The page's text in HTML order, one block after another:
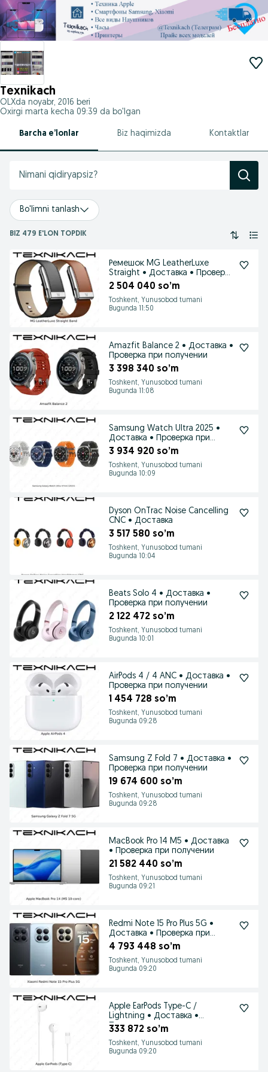
Texnikach
OLXda noyabr, 2016 beri
Oxirgi marta kecha 09:39 da bo'lgan
Barcha e’lonlar Biz haqimizda Kontaktlar
Bo'limni tanlash
BIZ 479 E'LON TOPDIK
Ремешок MG LeatherLuxe
Straight • Доставка • Проверка
при получении
2 504 040 so’m
Toshkent, Yunusobod tumani
Bugunda 11:50
Amazfit Balance 2 • Доставка •
Проверка при получении
3 398 340 so’m
Toshkent, Yunusobod tumani
Bugunda 11:08
Samsung Watch Ultra 2025 •
Доставка • Проверка при
получении
3 934 920 so’m
Toshkent, Yunusobod tumani
Bugunda 10:09
Dyson OnTrac Noise Cancelling
CNC • Доставка
3 517 580 so’m
Toshkent, Yunusobod tumani
Bugunda 10:04
Beats Solo 4 • Доставка •
Проверка при получении
2 122 472 so’m
Toshkent, Yunusobod tumani
Bugunda 10:01
AirPods 4 / 4 ANC • Доставка •
Проверка при получении
1 454 728 so’m
Toshkent, Yunusobod tumani
Bugunda 09:28
Samsung Z Fold 7 • Доставка •
Проверка при получении
19 674 600 so’m
Toshkent, Yunusobod tumani
Bugunda 09:28
MacBook Pro 14 M5 • Доставка
• Проверка при получении
21 582 440 so’m
Toshkent, Yunusobod tumani
Bugunda 09:21
Redmi Note 15 Pro Plus 5G •
Доставка • Проверка при
получении
4 793 448 so’m
Toshkent, Yunusobod tumani
Bugunda 09:20
Apple EarPods Type-C /
Lightning • Доставка •
Проверка при получении
333 872 so’m
Toshkent, Yunusobod tumani
Bugunda 09:20